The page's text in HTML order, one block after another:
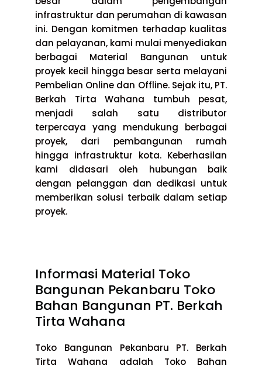
infrastruktur dan perumahan di kawasan
ini. Dengan komitmen terhadap kualitas
dan pelayanan, kami mulai menyediakan
berbagai Material Bangunan untuk
proyek kecil hingga besar serta melayani
Pembelian Online dan Offline. Sejak itu, PT.
Berkah Tirta Wahana tumbuh pesat,
menjadi salah satu distributor
terpercaya yang mendukung berbagai
proyek, dari pembangunan rumah
hingga infrastruktur kota. Keberhasilan
kami didasari oleh hubungan baik
dengan pelanggan dan dedikasi untuk
memberikan solusi terbaik dalam setiap
proyek.
Informasi Material Toko
Bangunan Pekanbaru Toko
Bahan Bangunan PT. Berkah
Tirta Wahana
Toko Bangunan Pekanbaru PT. Berkah
Tirta Wahana adalah Toko Bahan